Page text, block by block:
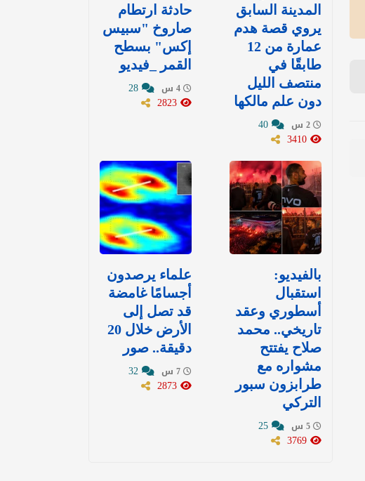
المدينة السابق
يروي قصة هدم
عمارة من 12
طابقًا في
منتصف الليل
دون علم مالكها
حادثة ارتطام
صاروخ "سبيس
إكس" بسطح
القمر _فيديو
بالفيديو:
استقبال
أسطوري وعقد
تاريخي.. محمد
صلاح يفتتح
مشواره مع
طرابزون سبور
التركي
علماء يرصدون
أجسامًا غامضة
قد تصل إلى
الأرض خلال 20
دقيقة.. صور